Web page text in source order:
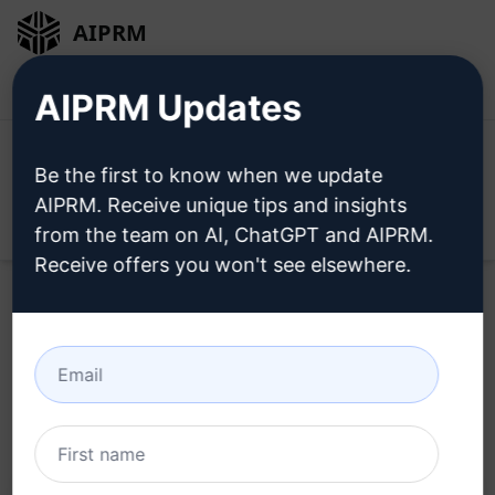
AIPRM
Home / Prompts de IA / SEO Prompts / Web Development
Prompts
/
597
0 202
AIPRM Updates
Be the first to know when we update
AIPRM. Receive unique tips and insights
from the team on AI, ChatGPT and AIPRM.
Receive offers you won't see elsewhere.